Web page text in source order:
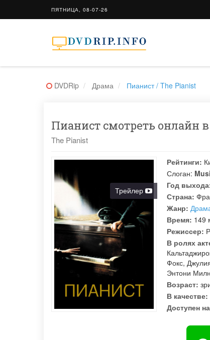
ПЯТНИЦА, 08-07-26
DVDRip Драма Пианист / The Pianist
Пианист смотреть онлайн в
The Pianist
Трейлер
Рейтинги:
Слоган:
Год
Страна:
Жанр:
Время: 149
Режиссер:
В ролях
Фокс,
Энтони
Возраст:
В качестве:
Доступен